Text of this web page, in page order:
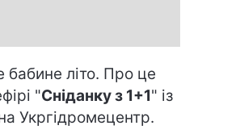
бабине літо. Про це
"Сніданку з 1+1" із
Укргідромецентр.